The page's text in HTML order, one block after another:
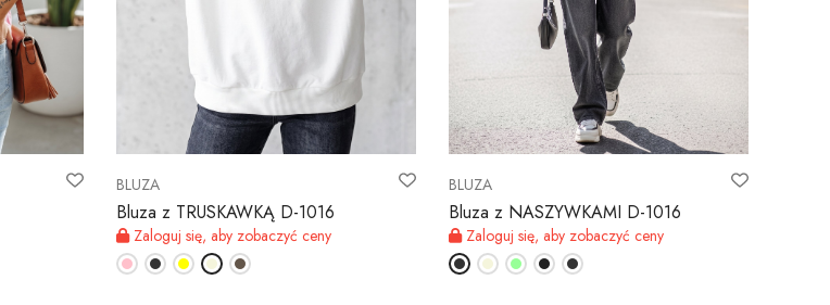
BLUZA
Bluza z TRUSKAWKĄ D-1016
Zaloguj się, aby zobaczyć ceny
BLUZA
Bluza z NASZYWKAMI D-1016
Zaloguj się, aby zobaczyć ceny